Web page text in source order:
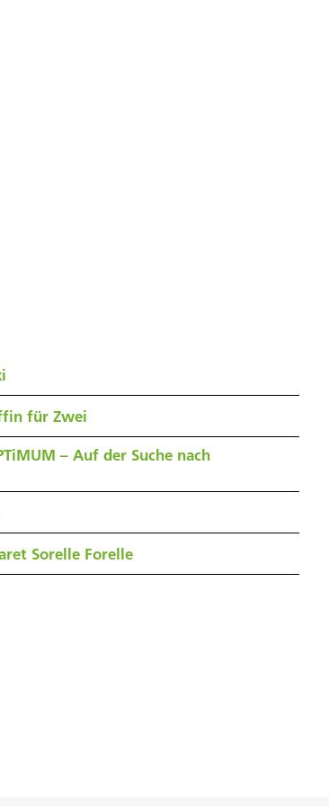
für Zwei
– Auf der Suche nach
Sorelle Forelle